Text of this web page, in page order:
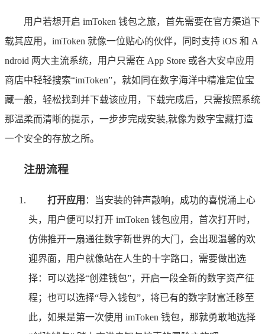
用户若想开启 imToken 钱包之旅，首先需要在官方渠道下
载其应用，imToken 就像一位贴心的伙伴，同时支持 iOS 和 A
ndroid 两大主流系统，用户只需在 App Store 或各大安卓应用
商店中轻轻搜索“imToken”，就如同在数字海洋中精准定位宝
藏一般，轻松找到并下载该应用，下载完成后，只需按照系统
那温柔而清晰的提示，一步步完成安装,就像为数字宝藏打造
一个安全的存放之所。
注册流程
打开应用 ：当安装的钟声敲响，成功的喜悦涌上心
头，用户便可以打开 imToken 钱包应用，首次打开时，
仿佛推开一扇通往数字新世界的大门，会出现温馨的欢
迎界面，用户就像站在人生的十字路口，需要做出选
择：可以选择“创建钱包”，开启一段全新的数字资产征
程；也可以选择“导入钱包”，将已有的数字财富迁移至
此，如果是第一次使用 imToken 钱包，那就勇敢地选择